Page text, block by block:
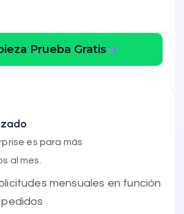
Prueba Gratis
es para más
al mes.
mensuales en función